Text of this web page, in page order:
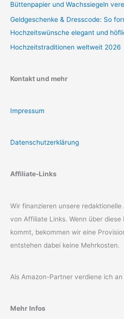
Büttenpapier und Wachssiegeln
Geldgeschenke & Dresscode: So
Hochzeitswünsche elegant und
Hochzeitstraditionen weltweit 2026
Kontakt und mehr
Impressum
Datenschutzerklärung
Affiliate-Links
Wir finanzieren unsere
von Affiliate Links. Wenn über diese
kommt, bekommen wir eine
entstehen dabei keine Mehrkosten.
Als Amazon-Partner verdiene ich
Mehr Infos